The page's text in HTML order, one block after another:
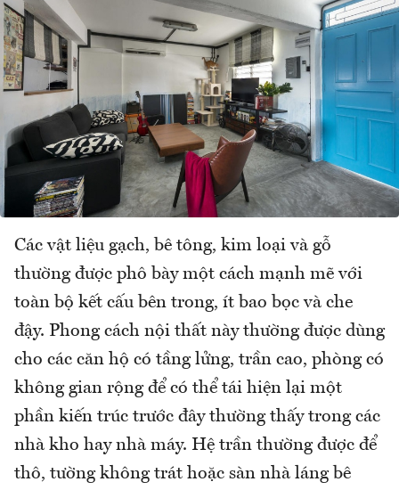
Các vật liệu gạch, bê tông, kim loại và gỗ
thường được phô bày một cách mạnh mẽ với
toàn bộ kết cấu bên trong, ít bao bọc và che
đậy. Phong cách nội thất này thường được dùng
cho các căn hộ có tầng lửng, trần cao, phòng có
không gian rộng để có thể tái hiện lại một
phần kiến trúc trước đây thường thấy trong các
nhà kho hay nhà máy. Hệ trần thường được để
thô, tường không trát hoặc sàn nhà láng bê